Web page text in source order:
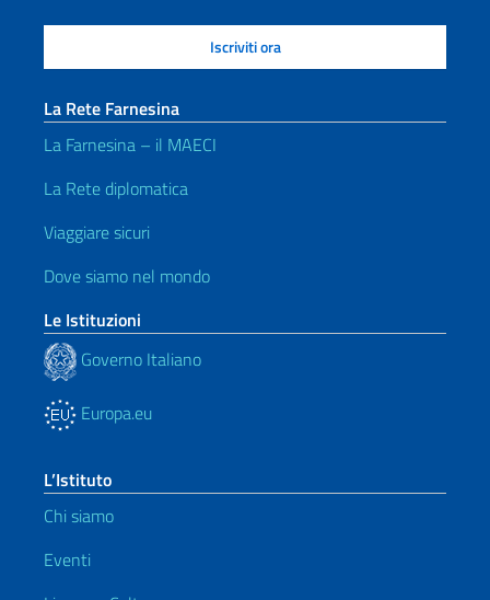
La Rete Farnesina
La Farnesina – il MAECI
La Rete diplomatica
Viaggiare sicuri
Dove siamo nel mondo
Le Istituzioni
Governo Italiano
Europa.eu
L’Istituto
Chi siamo
Eventi